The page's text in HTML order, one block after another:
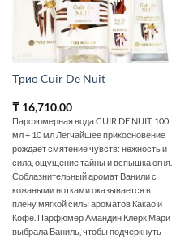
Трио Cuir De Nuit
₸16,710.00
Парфюмерная вода CUIR DE NUIT, 100
мл + 10 мл Легчайшее прикосновение
рождает смятение чувств: нежность и
сила, ощущение тайны и вспышка огня.
Соблазнительный аромат Ванили с
кожаными нотками оказывается в
плену мягкой силы ароматов Какао и
Кофе. Парфюмер Амандин Клерк Мари
выбрала Ваниль, чтобы подчеркнуть